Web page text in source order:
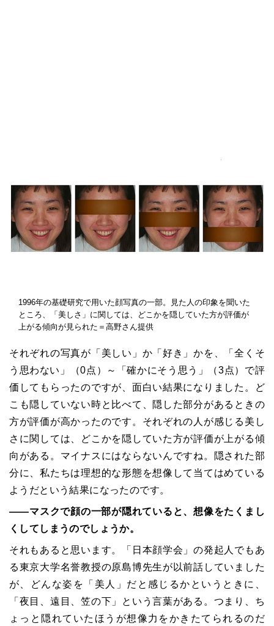
1996年の基礎研究で用いた顔写真の一部。見た人の印象を聞いた
ところ、「美しさ」に関しては、どこかを隠していた方が評価が
上がる傾向が見られた＝高野さん提供
それぞれの写真が「美しい」か「好き」かを、「全くそ
う思わない」（0点）～「確かにそう思う」（3点）で評
価してもらったのですが、面白い結果になりました。ど
こも隠していない時と比べて、隠した部分があるときの
方が評価が高かったのです。それぞれの人が感じる美し
さに関しては、どこかを隠していた方が評価が上がる傾
向がある。マイナスにはならないんですね。隠された部
分に、私たちは理想的な形態を想像して当てはめている
ようだという結果になったのです。
――マスクで顔の一部が隠れていると、想像をたくまし
くしてしまうのでしょうか。
それもあると思います。「日本顔学会」の発起人でもあ
る東京大学名誉教授の原島博先生が以前話していました
が、どんな姿を「美人」だと感じるかというときに、
「夜目、遠目、笠の下」という言葉がある。つまり、ち
ょっと隠れていたほうが想像力をかきたてられるのだ